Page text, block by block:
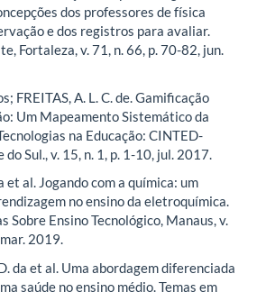
dos professores de física
e dos registros para avaliar.
Fortaleza, v. 71, n. 66, p. 70-82, jun.
FREITAS, A. L. C. de. Gamificação
Um Mapeamento Sistemático da
na Educação: CINTED-
do Sul., v. 15, n. 1, p. 1-10, jul. 2017.
et al. Jogando com a química: um
no ensino da eletroquímica.
Sobre Ensino Tecnológico, Manaus, v.
2019.
da et al. Uma abordagem diferenciada
saúde no ensino médio. Temas em